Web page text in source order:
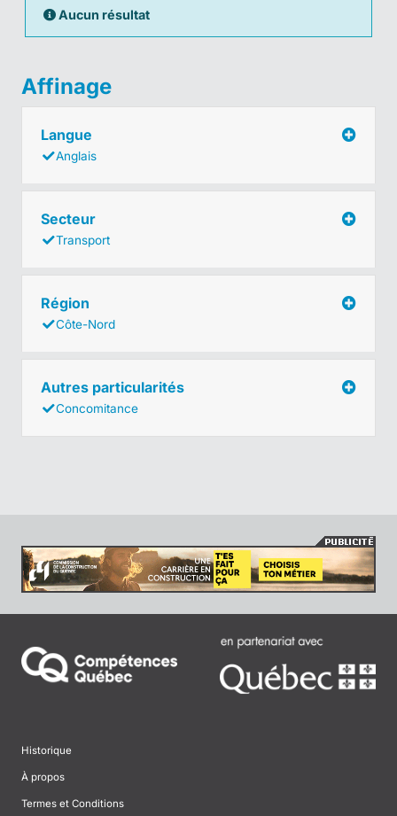
Aucun résultat
Affinage
Langue
Anglais
Secteur
Transport
Région
Côte-Nord
Autres particularités
Concomitance
Historique
À propos
Termes et Conditions